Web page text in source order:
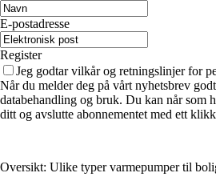
E-postadresse
Register
Jeg godtar vilkår og retningslinjer for
Når du melder deg på vårt nyhetsbrev
databehandling og bruk. Du kan når som
ditt og avslutte abonnementet med ett
Oversikt: Ulike typer varmepumper til